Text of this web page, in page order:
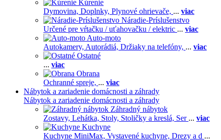
Kúrenie
Dymovina, Doplnky, Plynové ohrievače, ... viac
Náradie-Príslušenstvo
Určené pre vŕtačku / uťahovačku / elektric ... viac
Auto-moto
Autokamery, Autorádiá, Držiaky na telefóny, ... viac
Ostatné
... viac
Obrana
Ochranné spreje, ... viac
Nábytok a zariadenie domácnosti a záhrady
Nábytok a zariadenie domácnosti a záhrady
Záhradný nábytok
Zostavy, Lehátka, Stoly, Stoličky a kreslá, Ser ... viac
Kuchyne
Kuchyne MiniMax, Vystavené kuchyne, Drezy a d ...